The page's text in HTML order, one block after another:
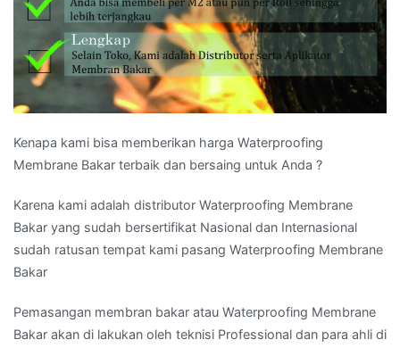
Kenapa kami bisa memberikan harga Waterproofing
Membrane Bakar terbaik dan bersaing untuk Anda ?
Karena kami adalah distributor Waterproofing Membrane
Bakar yang sudah bersertifikat Nasional dan Internasional
sudah ratusan tempat kami pasang Waterproofing Membrane
Bakar
Pemasangan membran bakar atau Waterproofing Membrane
Bakar akan di lakukan oleh teknisi Professional dan para ahli di